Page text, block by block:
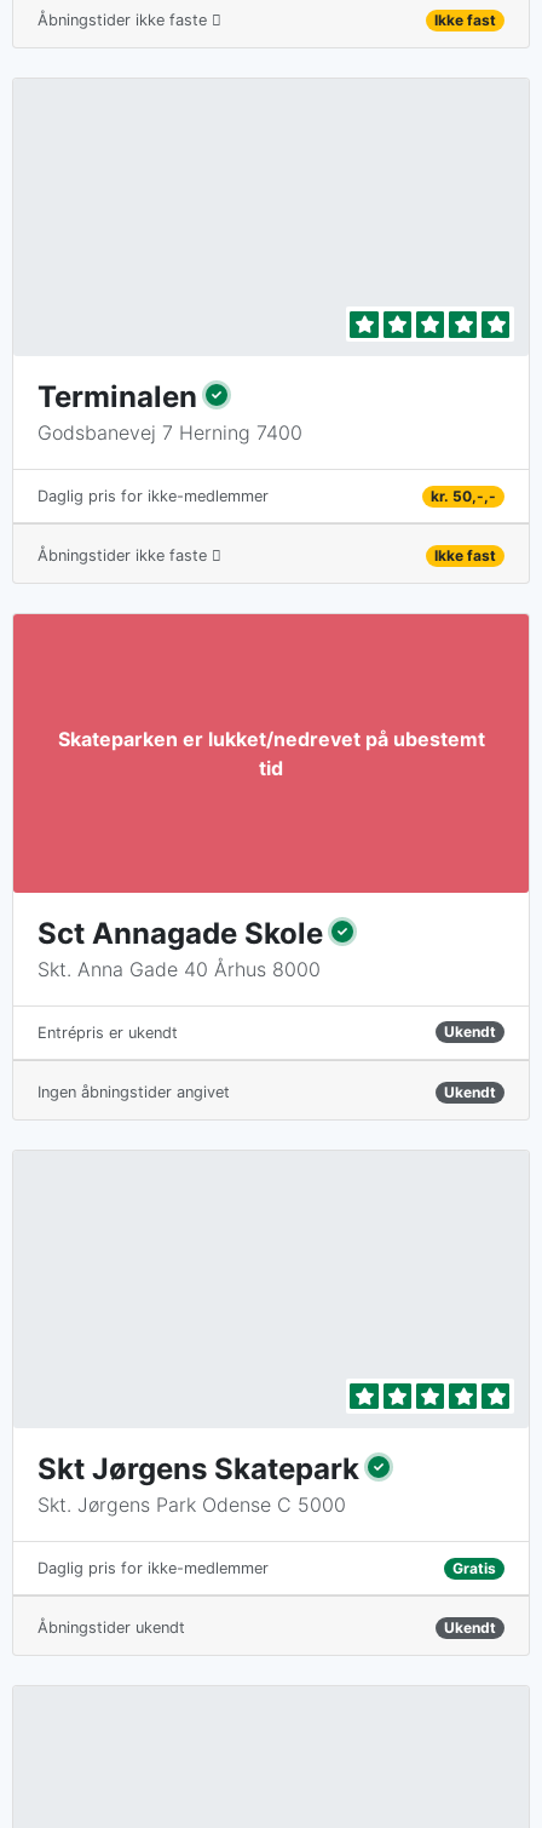
Åbningstider ikke faste Ikke fast
Terminalen
Godsbanevej 7 Herning 7400
Daglig pris for ikke-medlemmer kr. 50,-,-
Åbningstider ikke faste Ikke fast
Sct Annagade Skole
Skt. Anna Gade 40 Århus 8000
Entrépris er ukendt Ukendt
Ingen åbningstider angivet Ukendt
Skt Jørgens Skatepark
Skt. Jørgens Park Odense C 5000
Daglig pris for ikke-medlemmer Gratis
Åbningstider ukendt Ukendt